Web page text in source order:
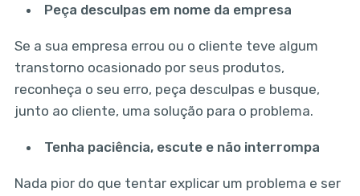
Peça desculpas em nome da empresa
Se a sua empresa errou ou o cliente teve algum
transtorno ocasionado por seus produtos,
reconheça o seu erro, peça desculpas e busque,
junto ao cliente, uma solução para o problema.
Tenha paciência, escute e não interrompa
Nada pior do que tentar explicar um problema e ser